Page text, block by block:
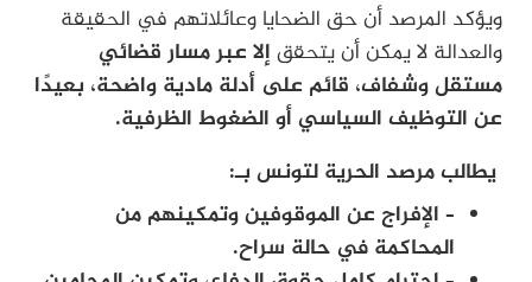
ويؤكد المرصد أن حق الضحايا وعائلاتهم في الحقيقة
والعدالة لا يمكن أن يتحقق إلا عبر مسار قضائي
مستقل وشفاف، قائم على أدلة مادية واضحة، بعيدًا
عن التوظيف السياسي أو الضغوط الظرفية.
يطالب مرصد الحرية لتونس بـ:
– الإفراج عن الموقوفين وتمكينهم من
المحاكمة في حالة سراح.